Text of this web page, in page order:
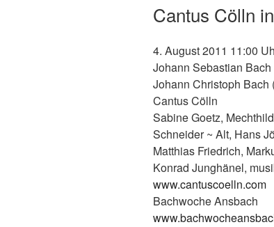
Cantus Cölln
4. August 2011 11:00
Johann Sebastian
Johann Christoph Bach
Cantus Cölln
Sabine Goetz,
Schneider ~ Alt, Hans
Matthias Friedrich,
Konrad Junghänel,
www.cantuscoelln.com
Bachwoche Ansbach